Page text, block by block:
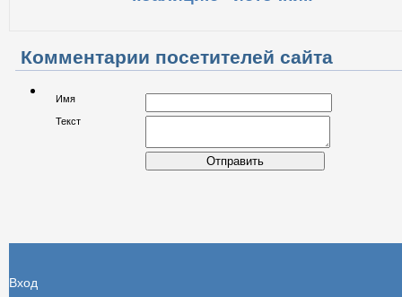
Порошенко и Яценюк
коалицию - источник
Комментарии посетителей сайта